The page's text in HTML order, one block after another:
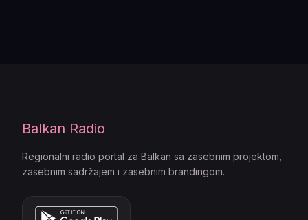
Balkan Radio
Regionalni radio portal za Balkan sa zasebnim projektom,
zasebnim sadržajem i zasebnim brandingom.